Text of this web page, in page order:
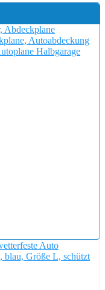
Abdeckplane
Autoabdeckung
Halbgarage
Auto
blau, Größe L, schützt